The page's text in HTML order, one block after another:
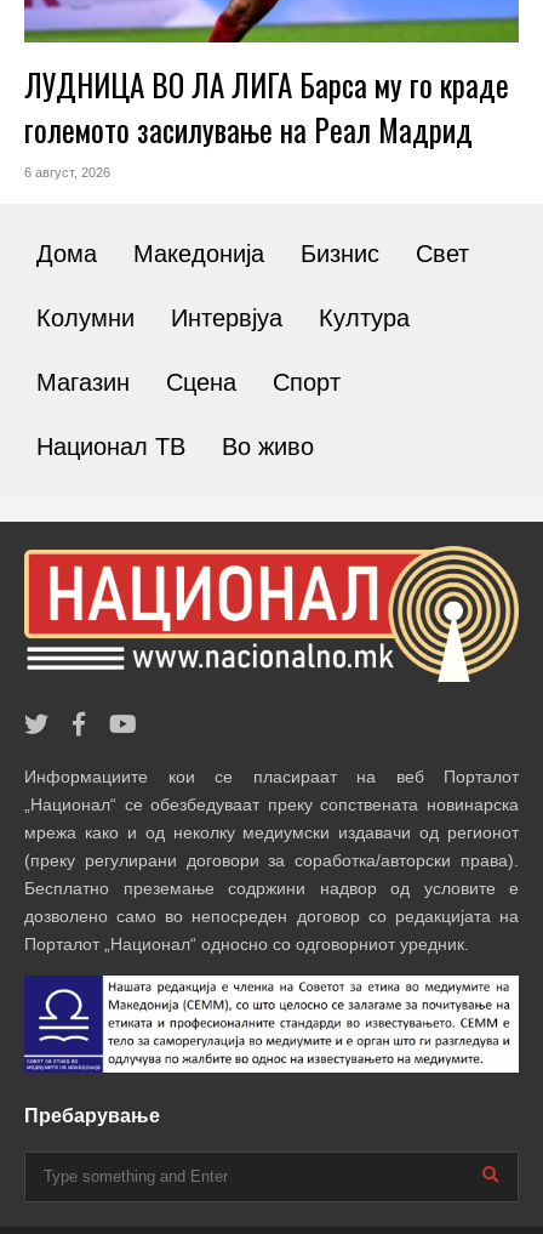
ЛУДНИЦА ВО ЛА ЛИГА Барса му го краде
големото засилување на Реал Мадрид
6 август, 2026
Дома Македонија Бизнис Свет
Колумни Интервјуа Култура
Магазин Сцена Спорт
Национал ТВ Во живо
Информациите кои се пласираат на веб Порталот
„Национал“ се обезбедуваат преку сопствената новинарска
мрежа како и од неколку медиумски издавачи од регионот
(преку регулирани договори за соработка/авторски права).
Бесплатно преземање содржини надвор од условите е
дозволено само во непосреден договор со редакцијата на
Порталот „Национал“ односно со одговорниот уредник.
Пребарување